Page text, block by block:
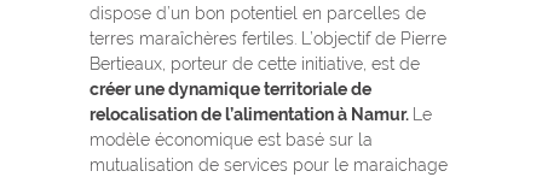
dispose d’un bon potentiel en parcelles de
terres maraîchères fertiles. L’objectif de Pierre
Bertieaux, porteur de cette initiative, est de
créer une dynamique territoriale de
relocalisation de l’alimentation à Namur. Le
modèle économique est basé sur la
mutualisation de services pour le maraichage